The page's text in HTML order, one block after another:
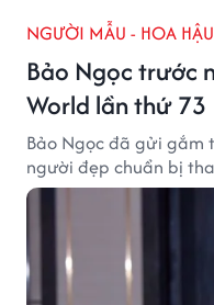
NGƯỜI MẪU - HOA HẬU
Bảo Ngọc trước
World lần thứ 73
Bảo Ngọc đã gửi gắm
người đẹp chuẩn bị